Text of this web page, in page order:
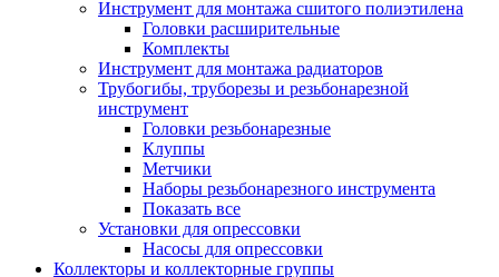
Инструмент для монтажа сшитого полиэтилена
Головки расширительные
Комплекты
Инструмент для монтажа радиаторов
Трубогибы, труборезы и резьбонарезной
инструмент
Головки резьбонарезные
Клуппы
Метчики
Наборы резьбонарезного инструмента
Показать все
Установки для опрессовки
Насосы для опрессовки
Коллекторы и коллекторные группы